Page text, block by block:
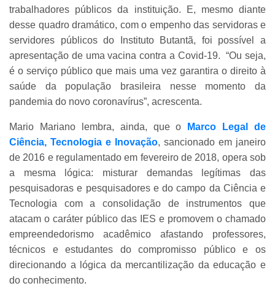
trabalhadores públicos da instituição. E, mesmo diante
desse quadro dramático, com o empenho das servidoras e
servidores públicos do Instituto Butantã, foi possível a
apresentação de uma vacina contra a Covid-19. “Ou seja,
é o serviço público que mais uma vez garantira o direito à
saúde da população brasileira nesse momento da
pandemia do novo coronavírus”, acrescenta.
Mario Mariano lembra, ainda, que o
Marco Legal de
Ciência, Tecnologia e Inovação, sancionado em janeiro
de 2016 e regulamentado em fevereiro de 2018, opera sob
a mesma lógica: misturar demandas legítimas das
pesquisadoras e pesquisadores e do campo da Ciência e
Tecnologia com a consolidação de instrumentos que
atacam o caráter público das IES e promovem o chamado
empreendedorismo acadêmico afastando professores,
técnicos e estudantes do compromisso público e os
direcionando a lógica da mercantilização da educação e
do conhecimento.